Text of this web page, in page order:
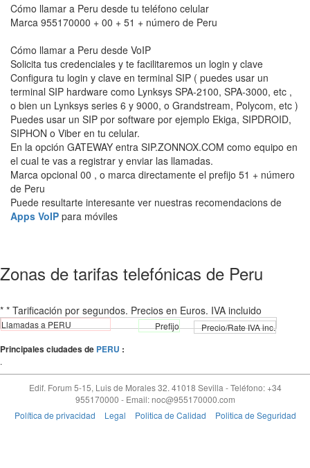
Cómo llamar a Peru desde tu teléfono celular
Marca 955170000 + 00 + 51 + número de Peru
Cómo llamar a Peru desde VoIP
Solicita tus credenciales y te facilitaremos un login y clave
Configura tu login y clave en terminal SIP ( puedes usar un
terminal SIP hardware como Lynksys SPA-2100, SPA-3000, etc ,
o bien un Lynksys series 6 y 9000, o Grandstream, Polycom, etc )
Puedes usar un SIP por software por ejemplo Ekiga, SIPDROID,
SIPHON o Viber en tu celular.
En la opción GATEWAY entra SIP.ZONNOX.COM como equipo en
el cual te vas a registrar y enviar las llamadas.
Marca opcional 00 , o marca directamente el prefijo 51 + número
de Peru
Puede resultarte interesante ver nuestras recomendacions de
Apps VoIP para móviles
Zonas de tarifas telefónicas de Peru
* * Tarificación por segundos. Precios en Euros. IVA incluido
Llamadas a PERU Prefijo Precio/Rate IVA inc.
Principales ciudades de PERU :
.
Edif. Forum 5-15, Luis de Morales 32. 41018 Sevilla -Teléfono: +34
955170000 - Email: noc@955170000.com
Política de privacidad
Legal Politica de Calidad Politica de Seguridad